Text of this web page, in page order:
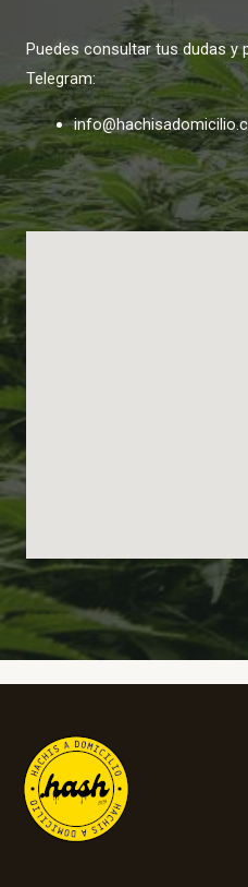
Puedes consultar tus dudas y
Telegram: